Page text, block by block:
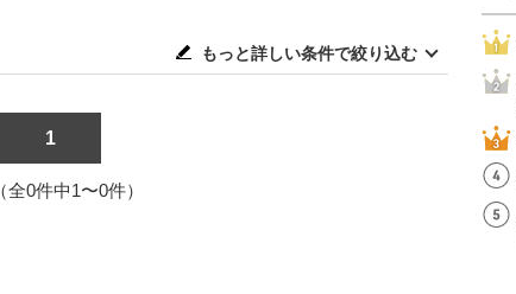
もっと詳しい条件で絞り込む
1
全0件中1〜0件）